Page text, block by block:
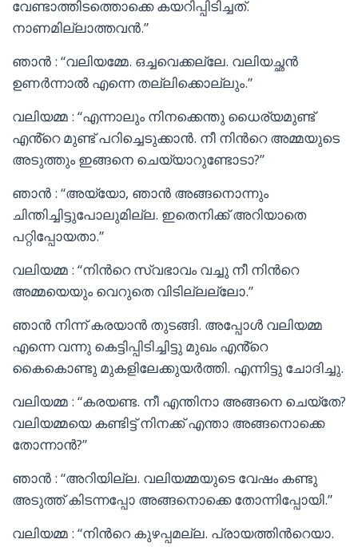
വേണ്ടാത്തിടത്തൊക്കെ കയറിപ്പിടിച്ചത്.
നാണമില്ലാത്തവൻ.”
ഞാൻ : “വലിയമ്മേ. ഒച്ചവെക്കല്ലേ. വലിയച്ഛൻ
ഉണർന്നാൽ എന്നെ തല്ലിക്കൊല്ലും.”
വലിയമ്മ : “എന്നാലും നിനക്കെന്തു ധൈര്യമുണ്ട്
എൻ്റെ മുണ്ട് പറിച്ചെടുക്കാൻ. നീ നിൻറെ അമ്മയുടെ
അടുത്തും ഇങ്ങനെ ചെയ്യാറുണ്ടോടാ?”
ഞാൻ : “അയ്യോ, ഞാൻ അങ്ങനൊന്നും
ചിന്തിച്ചിട്ടുപോലുമില്ല. ഇതെനിക്ക് അറിയാതെ
പറ്റിപ്പോയതാ.”
വലിയമ്മ : “നിൻറെ സ്വഭാവം വച്ചു നീ നിൻറെ
അമ്മയെയും വെറുതെ വിടില്ലല്ലോ.”
ഞാൻ നിന്ന് കരയാൻ തുടങ്ങി. അപ്പോൾ വലിയമ്മ
എന്നെ വന്നു കെട്ടിപ്പിടിച്ചിട്ടു മുഖം എൻ്റെ
കൈകൊണ്ടു മുകളിലേക്കുയർത്തി. എന്നിട്ടു ചോദിച്ചു.
വലിയമ്മ : “കരയണ്ട. നീ എന്തിനാ അങ്ങനെ ചെയ്തേ?
വലിയമ്മയെ കണ്ടിട്ട് നിനക്ക് എന്താ അങ്ങനൊക്കെ
തോന്നാൻ?”
ഞാൻ : “അറിയില്ല. വലിയമ്മയുടെ വേഷം കണ്ടു
അടുത്ത് കിടന്നപ്പോ അങ്ങനൊക്കെ തോന്നിപ്പോയി.”
വലിയമ്മ : “നിൻറെ കുഴപ്പമല്ല. പ്രായത്തിൻറെയാ.